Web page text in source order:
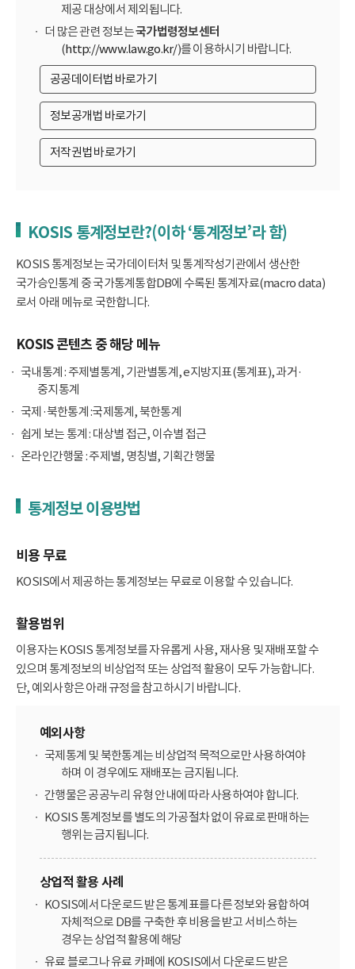
제공 대상에서 제외됩니다.
더 많은 관련 정보는국가법령정보센터
(http://www.law.go.kr/)를 이용하시기 바랍니다.
공공데이터법 바로가기
정보공개법 바로가기
저작권법 바로가기
KOSIS 통계정보란?(이하 ‘통계정보’라 함)
KOSIS 통계정보는 국가데이터처 및 통계작성기관에서 생산한
국가승인통계 중 국가통계통합DB에 수록된 통계자료(macro data)
로서 아래 메뉴로 국한합니다.
KOSIS 콘텐츠 중 해당 메뉴
국내통계 : 주제별통계, 기관별통계, e지방지표(통계표), 과거·
중지통계
국제·북한통계 :국제통계, 북한통계
쉽게 보는 통계 : 대상별 접근, 이슈별 접근
온라인간행물 : 주제별, 명칭별, 기획간행물
통계정보 이용방법
비용 무료
KOSIS에서 제공하는 통계정보는 무료로 이용할 수 있습니다.
활용범위
이용자는 KOSIS 통계정보를 자유롭게 사용, 재사용 및 재배포할 수
있으며 통계정보의 비상업적 또는 상업적 활용이 모두 가능합니다.
단, 예외사항은 아래 규정을 참고하시기 바랍니다.
예외사항
국제통계 및 북한통계는 비상업적 목적으로만 사용하여야
하며 이 경우에도 재배포는 금지됩니다.
간행물은 공공누리 유형 안내에 따라 사용하여야 합니다.
KOSIS 통계정보를 별도의 가공절차 없이 유료로 판매하는
행위는 금지됩니다.
상업적 활용 사례
KOSIS에서 다운로드 받은 통계표를 다른 정보와 융합하여
자체적으로 DB를 구축한 후 비용을 받고 서비스하는
경우는 상업적 활용에 해당
유료 블로그나 유료 카페에 KOSIS에서 다운로드 받은